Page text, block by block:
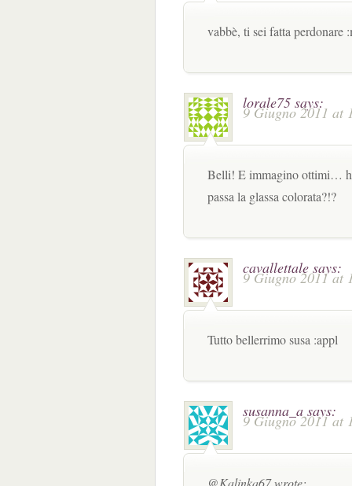
vabbè, ti sei fatta perdonare
lorale75 says:
9 Giugno 2011 at
Belli! E immagino ottimi…
passa la glassa colorata?!?
cavallettale says:
9 Giugno 2011 at
Tutto bellerrimo susa :appl
susanna_a says:
9 Giugno 2011 at
@Kalinka67 wrote: